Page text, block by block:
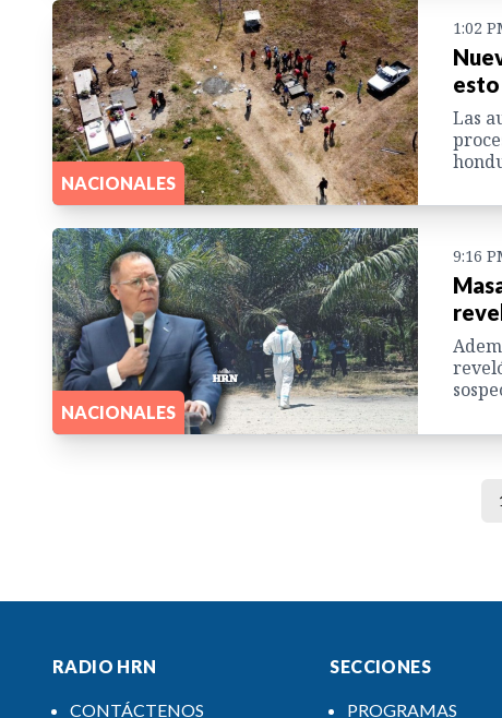
NACIONALES
1:02
esto
Las
NACIONALES
9:16
RADIO HRN
CONTÁCTENOS
SECCIONES
PROGRAMAS